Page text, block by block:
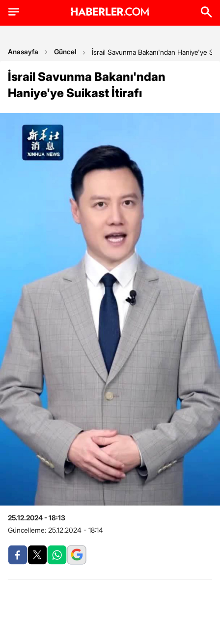
Anasayfa Güncel İsrail Savunma Bakanı'ndan Haniye'ye
İsrail Savunma Bakanı'ndan
Haniye'ye Suikast İtirafı
25.12.2024 - 18:13
Güncelleme: 25.12.2024 - 18:14